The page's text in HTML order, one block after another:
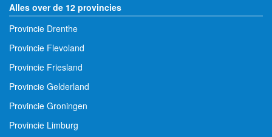
Alles over de 12 provincies
Provincie Drenthe
Provincie Flevoland
Provincie Friesland
Provincie Gelderland
Provincie Groningen
Provincie Limburg